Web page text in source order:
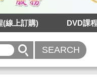
(線上訂購) DVD課